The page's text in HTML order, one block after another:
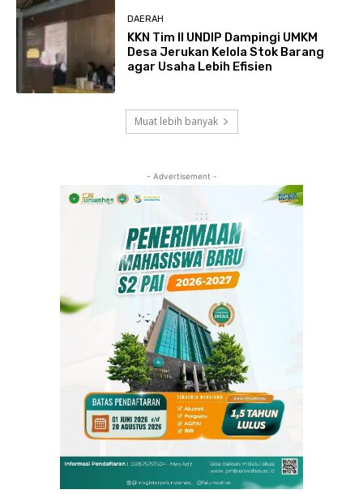
DAERAH
KKN Tim II UNDIP Dampingi UMKM
Desa Jerukan Kelola Stok Barang
agar Usaha Lebih Efisien
Muat lebih banyak
- Advertisement -